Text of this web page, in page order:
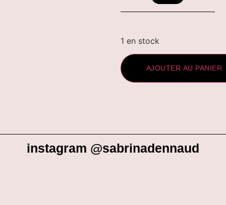
1 en stock
AJOUTER AU PANIER
instagram @sabrinadennaud